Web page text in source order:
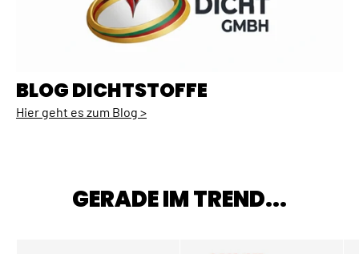
BLOG DICHTSTOFFE
Hier geht es zum Blog >
GERADE IM TREND...